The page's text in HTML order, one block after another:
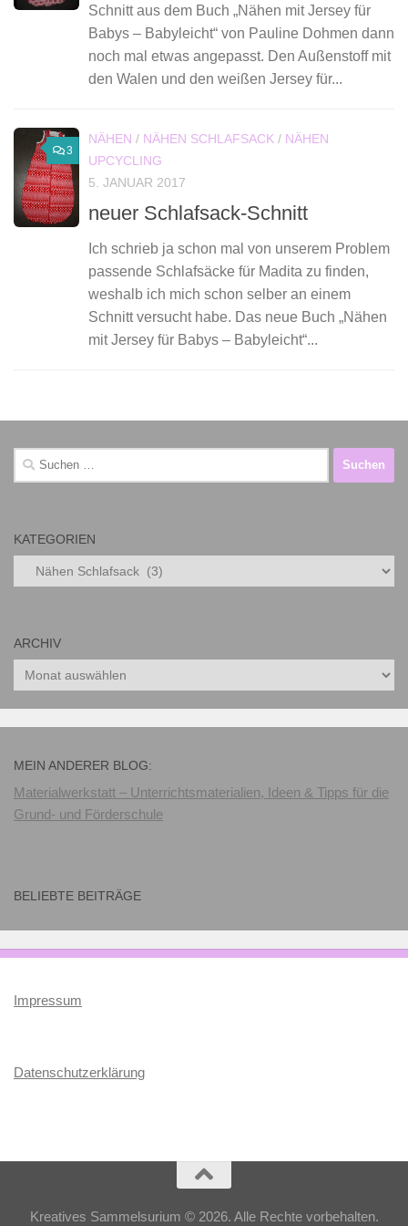
Schnitt aus dem Buch „Nähen mit Jersey für
Babys – Babyleicht“ von Pauline Dohmen dann
noch mal etwas angepasst. Den Außenstoff mit
den Walen und den weißen Jersey für...
3
NÄHEN / NÄHEN SCHLAFSACK / NÄHEN
UPCYCLING
5. JANUAR 2017
neuer Schlafsack-Schnitt
Ich schrieb ja schon mal von unserem Problem
passende Schlafsäcke für Madita zu finden,
weshalb ich mich schon selber an einem
Schnitt versucht habe. Das neue Buch „Nähen
mit Jersey für Babys – Babyleicht“...
Suchen
nach:
KATEGORIEN
Kategorien
ARCHIV
Archiv
MEIN ANDERER BLOG:
Materialwerkstatt – Unterrichtsmaterialien, Ideen & Tipps für die
Grund- und Förderschule
BELIEBTE BEITRÄGE
Impressum
Datenschutzerklärung
Kreatives Sammelsurium © 2026. Alle Rechte vorbehalten.